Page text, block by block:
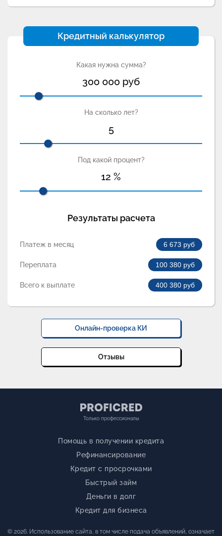
Кредитный калькулятор
Какая нужна сумма?
300 000 руб
На сколько лет?
5
Под какой процент?
12 %
Результаты расчета
Платеж в месяц 6 673 руб
Переплата 100 380 руб
Всего к выплате 400 380 руб
Онлайн-проверка КИ
Отзывы
Только профессионалы
Помощь в получении кредита
Рефинансирование
Кредит с просрочками
Быстрый займ
Деньги в долг
Кредит для бизнеса
© 2026. Использование сайта, в том числе подача объявлений, означает